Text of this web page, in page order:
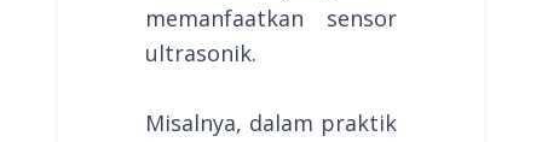
memanfaatkan sensor
ultrasonik.
Misalnya, dalam praktik